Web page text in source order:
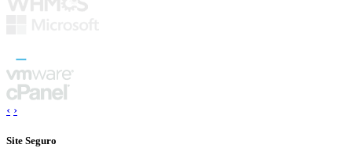
‹ ›
Site Seguro